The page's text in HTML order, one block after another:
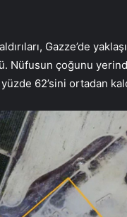
Gazze’de
Nüfusun çoğunu
62’sini ortadan